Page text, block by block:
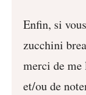
Enfin, si
zucchini
merci de
et/ou de